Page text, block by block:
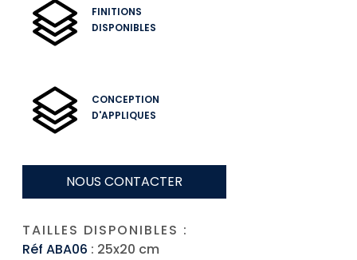
FINITIONS
DISPONIBLES
CONCEPTION
D'APPLIQUES
NOUS CONTACTER
TAILLES DISPONIBLES :
Réf ABA06 : 25x20 cm